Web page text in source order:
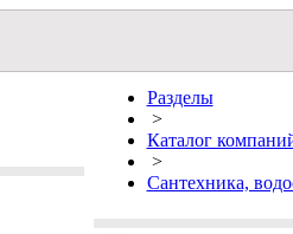
Разделы
>
Каталог
>
Сантехника,